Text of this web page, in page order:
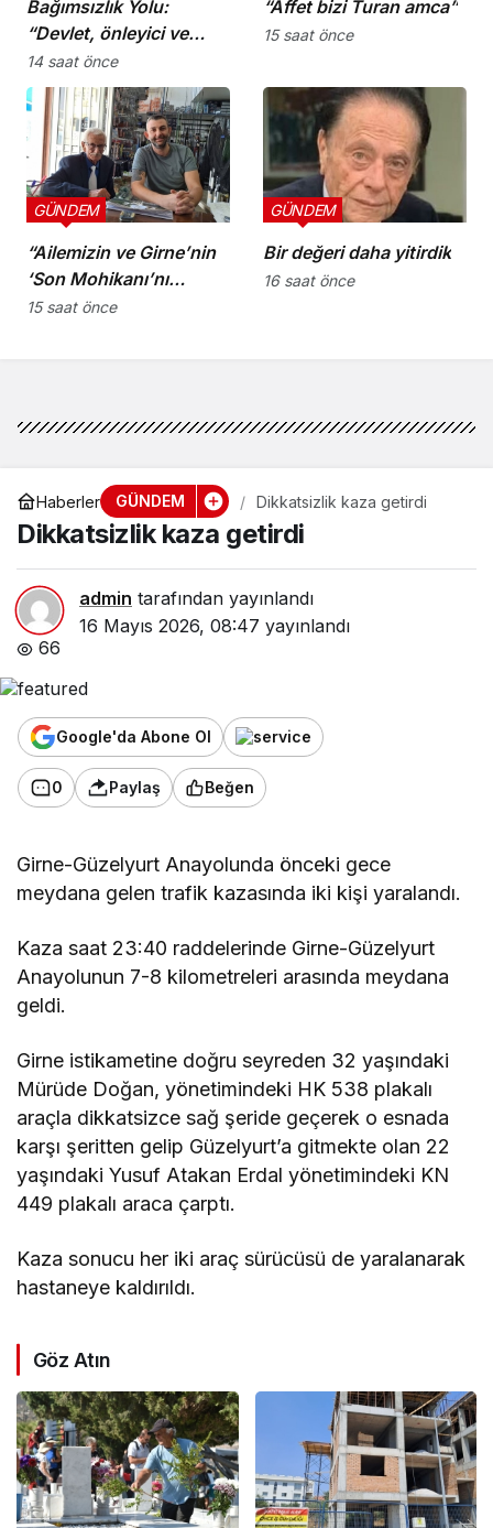
Bağımsızlık Yolu:
“Devlet, önleyici ve
koruyucu
sorumluluklarını yerine
getirmeli”
14 saat önce
“Affet bizi Turan amca”
15 saat önce
“Ailemizin ve Girne’nin
‘Son Mohikanı’nı
kaybettik”
GÜNDEM
15 saat önce
Bir değeri daha yitirdik
GÜNDEM
16 saat önce
Haberler GÜNDEM Dikkatsizlik kaza getirdi
Dikkatsizlik kaza getirdi
admin tarafından yayınlandı
16 Mayıs 2026, 08:47 yayınlandı
66
Google'da Abone Ol
0 Paylaş Beğen
Girne-Güzelyurt Anayolunda önceki gece
meydana gelen trafik kazasında iki kişi yaralandı.
Kaza saat 23:40 raddelerinde Girne-Güzelyurt
Anayolunun 7-8 kilometreleri arasında meydana
geldi.
Girne istikametine doğru seyreden 32 yaşındaki
Mürüde Doğan, yönetimindeki HK 538 plakalı
araçla dikkatsizce sağ şeride geçerek o esnada
karşı şeritten gelip Güzelyurt’a gitmekte olan 22
yaşındaki Yusuf Atakan Erdal yönetimindeki KN
449 plakalı araca çarptı.
Kaza sonucu her iki araç sürücüsü de yaralanarak
hastaneye kaldırıldı.
Göz Atın